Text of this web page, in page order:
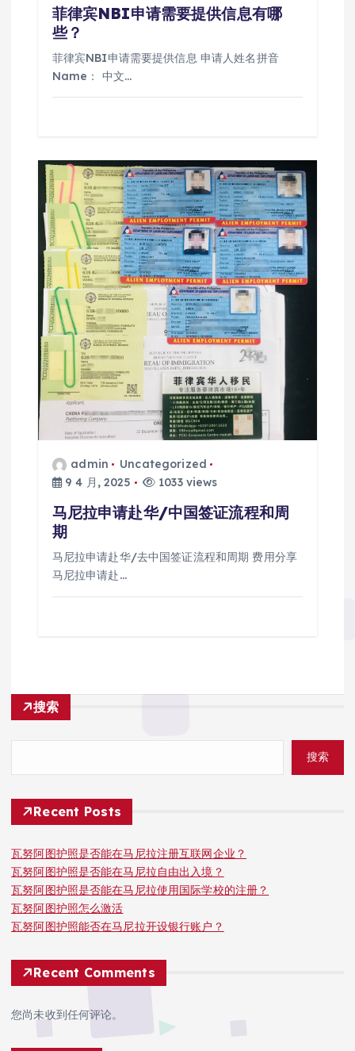
菲律宾NBI申请需要提供信息有哪
些？
菲律宾NBI申请需要提供信息 申请人姓名拼音
Name： 中文…
admin
Uncategorized
9 4 月, 2025
1033 views
马尼拉申请赴华/中国签证流程和周
期
马尼拉申请赴华/去中国签证流程和周期 费用分享
马尼拉申请赴…
搜索
搜索
Recent Posts
瓦努阿图护照是否能在马尼拉注册互联网企业？
瓦努阿图护照是否能在马尼拉自由出入境？
瓦努阿图护照是否能在马尼拉使用国际学校的注册？
瓦努阿图护照怎么激活
瓦努阿图护照能否在马尼拉开设银行账户？
Recent Comments
您尚未收到任何评论。